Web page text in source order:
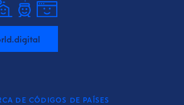
DE CÓDIGOS DE PAÍSES